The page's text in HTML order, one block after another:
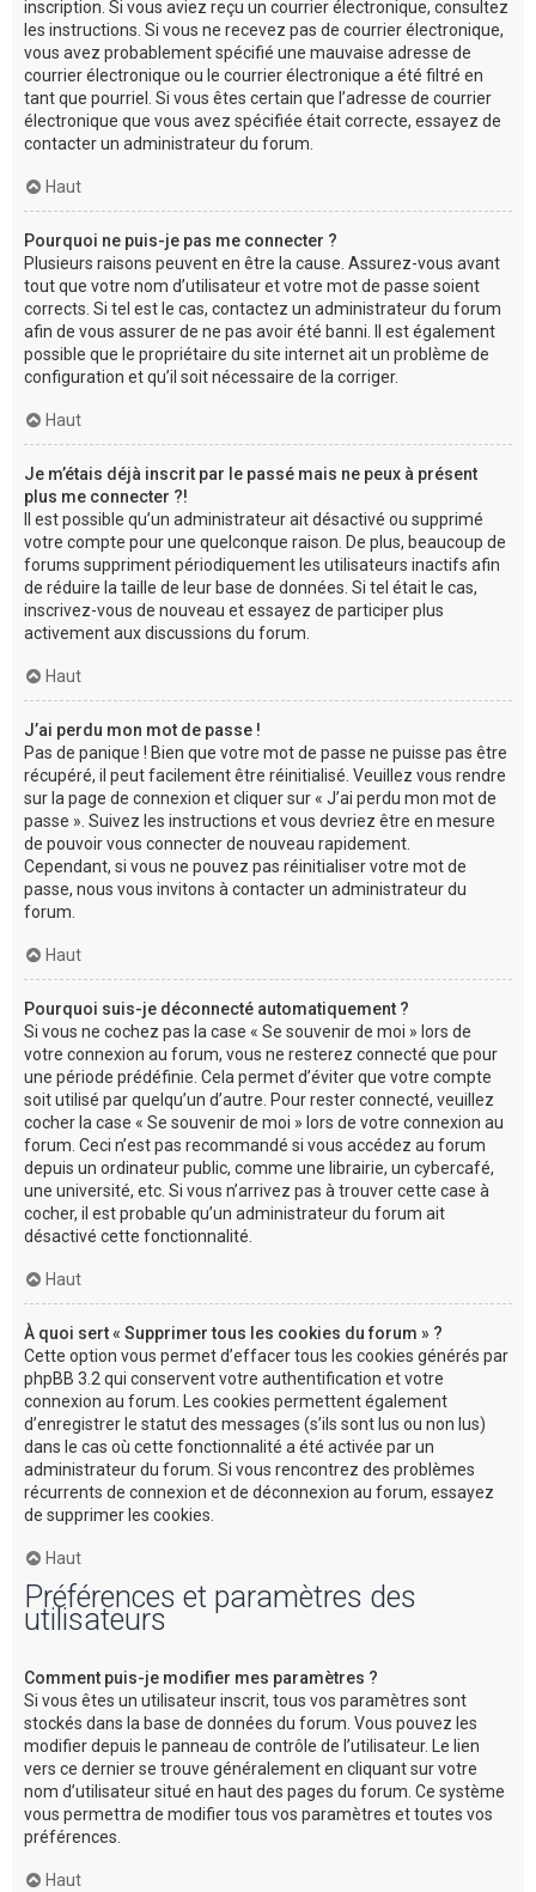
inscription. Si vous aviez reçu un courrier électronique, consultez
les instructions. Si vous ne recevez pas de courrier électronique,
vous avez probablement spécifié une mauvaise adresse de
courrier électronique ou le courrier électronique a été filtré en
tant que pourriel. Si vous êtes certain que l’adresse de courrier
électronique que vous avez spécifiée était correcte, essayez de
contacter un administrateur du forum.
Haut
Pourquoi ne puis-je pas me connecter ?
Plusieurs raisons peuvent en être la cause. Assurez-vous avant
tout que votre nom d’utilisateur et votre mot de passe soient
corrects. Si tel est le cas, contactez un administrateur du forum
afin de vous assurer de ne pas avoir été banni. Il est également
possible que le propriétaire du site internet ait un problème de
configuration et qu’il soit nécessaire de la corriger.
Haut
Je m’étais déjà inscrit par le passé mais ne peux à présent
plus me connecter ?!
Il est possible qu’un administrateur ait désactivé ou supprimé
votre compte pour une quelconque raison. De plus, beaucoup de
forums suppriment périodiquement les utilisateurs inactifs afin
de réduire la taille de leur base de données. Si tel était le cas,
inscrivez-vous de nouveau et essayez de participer plus
activement aux discussions du forum.
Haut
J’ai perdu mon mot de passe !
Pas de panique ! Bien que votre mot de passe ne puisse pas être
récupéré, il peut facilement être réinitialisé. Veuillez vous rendre
sur la page de connexion et cliquer sur « J’ai perdu mon mot de
passe ». Suivez les instructions et vous devriez être en mesure
de pouvoir vous connecter de nouveau rapidement.
Cependant, si vous ne pouvez pas réinitialiser votre mot de
passe, nous vous invitons à contacter un administrateur du
forum.
Haut
Pourquoi suis-je déconnecté automatiquement ?
Si vous ne cochez pas la case « Se souvenir de moi » lors de
votre connexion au forum, vous ne resterez connecté que pour
une période prédéfinie. Cela permet d’éviter que votre compte
soit utilisé par quelqu’un d’autre. Pour rester connecté, veuillez
cocher la case « Se souvenir de moi » lors de votre connexion au
forum. Ceci n’est pas recommandé si vous accédez au forum
depuis un ordinateur public, comme une librairie, un cybercafé,
une université, etc. Si vous n’arrivez pas à trouver cette case à
cocher, il est probable qu’un administrateur du forum ait
désactivé cette fonctionnalité.
Haut
À quoi sert « Supprimer tous les cookies du forum » ?
Cette option vous permet d’effacer tous les cookies générés par
phpBB 3.2 qui conservent votre authentification et votre
connexion au forum. Les cookies permettent également
d’enregistrer le statut des messages (s’ils sont lus ou non lus)
dans le cas où cette fonctionnalité a été activée par un
administrateur du forum. Si vous rencontrez des problèmes
récurrents de connexion et de déconnexion au forum, essayez
de supprimer les cookies.
Haut
Préférences et paramètres des
utilisateurs
Comment puis-je modifier mes paramètres ?
Si vous êtes un utilisateur inscrit, tous vos paramètres sont
stockés dans la base de données du forum. Vous pouvez les
modifier depuis le panneau de contrôle de l’utilisateur. Le lien
vers ce dernier se trouve généralement en cliquant sur votre
nom d’utilisateur situé en haut des pages du forum. Ce système
vous permettra de modifier tous vos paramètres et toutes vos
préférences.
Haut